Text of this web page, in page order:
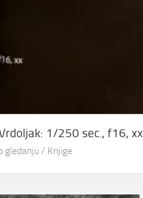
1/250 sec., f16, xx
gledanju/ Knjige